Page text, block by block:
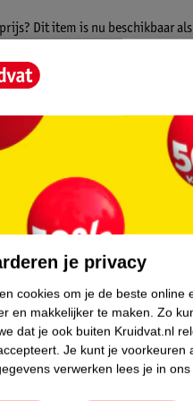
Dit item is nu beschikbaar
is, dus de échte liefhebber
bieden wij alleen online aan. Het
hieronder verder.
Je kindje kan er lekker in
van vertrouwde kwaliteit. De box
waterbasis. Deze enkele
is verstelbaar. Zo kan je
Dit is een standaard
plaatsen. Zo kun je de box
je privacy
cookies om je de beste
en makkelijker te maken. Zo
dat je ook buiten Kruidvat.nl
Je kunt je voorkeuren
verwerken lees je in ons